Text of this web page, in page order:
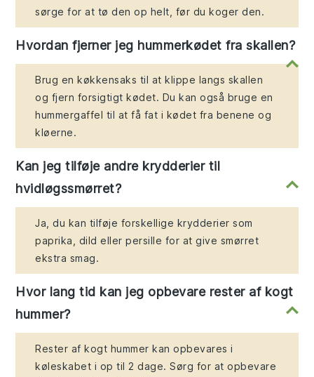
sørge for at tø den op helt, før du koger den.
Hvordan fjerner jeg hummerkødet fra skallen?
Brug en køkkensaks til at klippe langs skallen
og fjern forsigtigt kødet. Du kan også bruge en
hummergaffel til at få fat i kødet fra benene og
kløerne.
Kan jeg tilføje andre krydderier til
hvidløgssmørret?
Ja, du kan tilføje forskellige krydderier som
paprika, dild eller persille for at give smørret
ekstra smag.
Hvor lang tid kan jeg opbevare rester af kogt
hummer?
Rester af kogt hummer kan opbevares i
køleskabet i op til 2 dage. Sørg for at opbevare